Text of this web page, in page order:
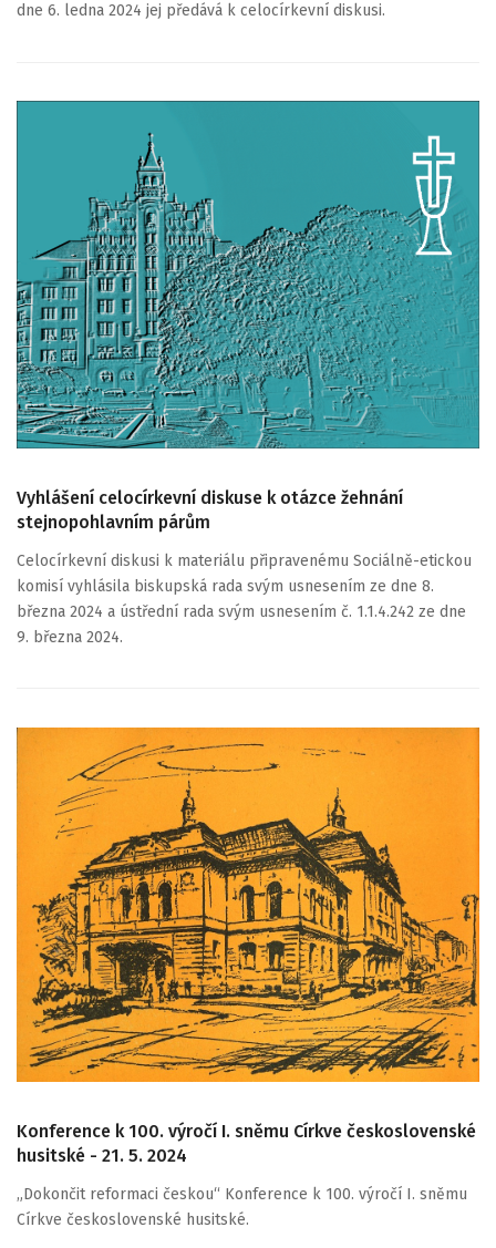
dne 6. ledna 2024 jej předává k celocírkevní diskusi.
Vyhlášení celocírkevní diskuse k otázce žehnání
stejnopohlavním párům
Celocírkevní diskusi k materiálu připravenému Sociálně-etickou
komisí vyhlásila biskupská rada svým usnesením ze dne 8.
března 2024 a ústřední rada svým usnesením č. 1.1.4.242 ze dne
9. března 2024.
Konference k 100. výročí I. sněmu Církve československé
husitské - 21. 5. 2024
„Dokončit reformaci českou“ Konference k 100. výročí I. sněmu
Církve československé husitské.